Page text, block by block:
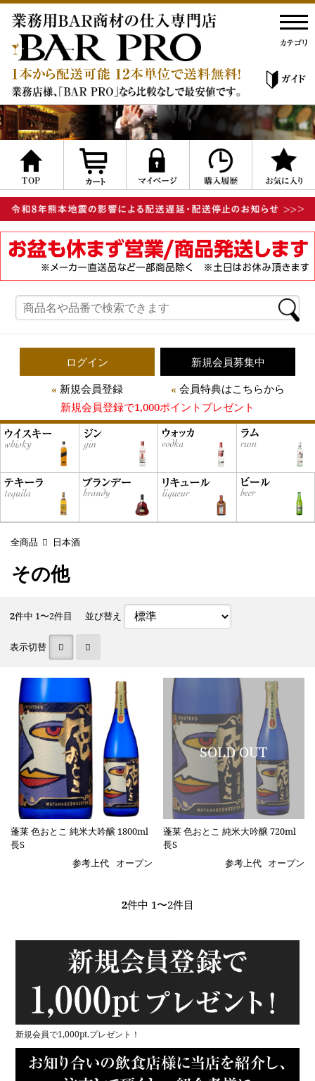
ログイン
新規会員登録
新規会員募集中
会員特典はこちらから
新規会員登録で1,000ポイントプレゼント
全商品 日本酒
その他
2件中 1〜2件目 並び替え
表示切替
蓬莱 色おとこ 純米大吟醸 1800ml
長S
参考上代
オープン
蓬莱 色おとこ 純米大吟醸 720ml
長S
参考上代 オープン
2件中 1〜2件目
新規会員で1,000pt.プレゼント！